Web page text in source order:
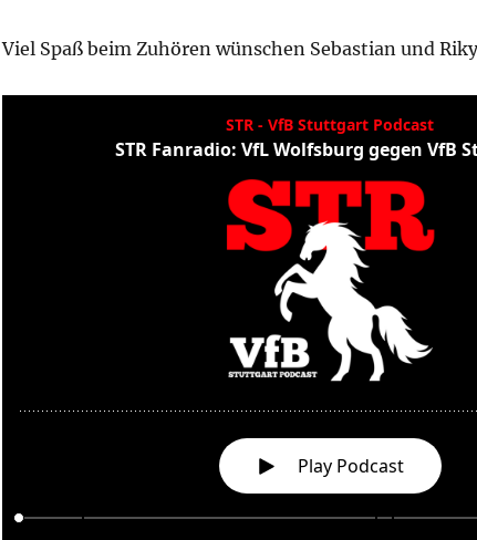
Viel Spaß beim Zuhören wünschen Sebastian und Riky